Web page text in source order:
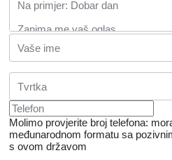
Molimo provjerite broj telefona:
međunarodnom formatu sa
s ovom državom